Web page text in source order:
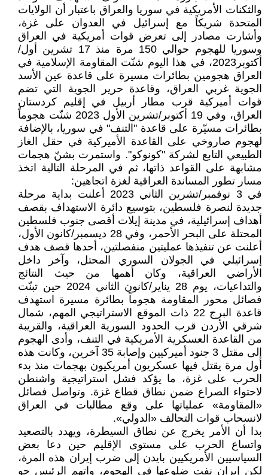
والثكنات الأمريكية في سوريا والعراق باعتبار أن الولايات
المتحدة شريكاً مع إسرائيل في العدوان على غزة،
وأشارت مصادر إلى تعرض قوات أمريكية في العراق
وسوريا للهجوم حوالي 150 مرة منذ 17 تشرين أول/
أكتوبر2023، في هذا اليوم شنّت المقاومة الإسلامية في
العراق هجومين بطائرات مسيرة على قاعدة عين الأسد
الجوية غربي العراق، وقاعدة حرير الجوية التي تضم
قوات أميركية قرب مطار أربيل في إقليم كردستان
العراق، وفي 19 أكتوبر/تشرين الأول 2023 شنّت هجوماً
بطائرات مسيّرة على قاعدة "التنف" في سوريا، بالإضافة
لهجوم صاروخي على القاعدة الأميركية في حقل الغاز
الطبيعي التابع لشركة "كونوكو". واستمرت بشنّ هجمات
مشابهة على القواعد ذاتها، ثم في المرحلة التالية اتخذ
مسار تطور المساندة العراقية لغزة اتجاهين:
في 3 نوفمبر/تشرين الثاني 2023 أعلنت بداية مرحلة
جديدة لنصرة فلسطين، بتوسيع دائرة الاستهداف بقصف
أهداف إسرائيلية، في مدينة إيلات أقصى جنوب فلسطين
المحتلة على البحر الأحمر، وفي 28 ديسمبر/كانون الأول،
أعلنت عن تنفيذها عمليتين منفصلتين، أحدها قصف هدف
إسرائيلي في الجولان السوري المحتل، وآخر داخل
الأراضي العراقية، وكان أهمها من حيث النتائج
والتداعيات، يوم 28 يناير/كانون الثاني 2024 حين تبنّت
فصائل محور المقاومة هجوماً بطائرة مسيرة استهدف
قاعدة البرج 22 ذات الموقع الاستراتيجي المهم، شمال
شرقي الأردن قرب الحدود السورية العراقية، والقريبة
من القاعدة العسكرية الأمريكية في التنف، وأدى الهجوم
إلى مقتل 3 جنود أميركيين وإصابة 35 آخرين، وكانت هذه
أول مرة يقتل فيها عسكريون أمريكيون بهجمات منذ بدء
الحرب على غزة، ما يؤكد فشل استراتيجية واشنطن
لاحتواء الصراع ضمن نطاق قطاع غزة. وتواصل فصائل
«المقاومة» عملياتها على وقع مطالبات في العراق
لانسحاب قوات التحالف «الدولي».
بدا أن الأمر يخرج عن نطاق السيطرة، ويهدد بالتصعيد
واتساع الحرب على مستوى الإقليم حين دعا بعض
السياسيين الأمريكيين بايدن إلى ضرب إيران هذه المرة،
لكن إيران نفت ضلوعها في الهجوم، واتهم الرئيس جو